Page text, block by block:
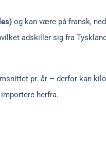
og kan være på fransk,
adskiller sig fra
pr. år – derfor kan
herfra.